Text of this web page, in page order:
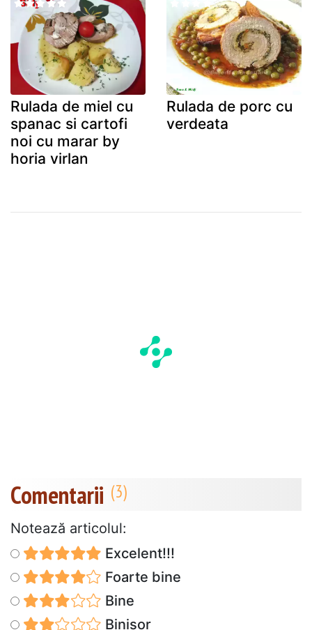
Rulada de miel cu
spanac si cartofi
noi cu marar by
horia virlan
Rulada de porc cu
verdeata
Comentarii
Notează articolul:
Excelent!!!
Foarte bine
Bine
Binișor